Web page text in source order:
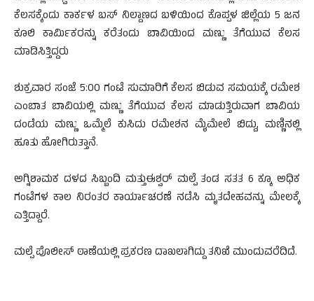
ಕೆಲಸಕ್ಕೆಂದು ಕಾರ್ಕಳ ಬಸ್ ನಿಲ್ದಾಣದ ಬಳಿಯಿಂದ ಕೊಪ್ಪಳ ಜಿಲ್ಲೆಯ 5 ಜನ
ಕೂಲಿ ಕಾರ್ಮಿಕರನ್ನು ಕರೆತಂದು ಬಾವಿಯಿಂದ ಮಣ್ಣು ತೆಗೆಯುವ ಕೆಲಸ
ಮಾಡಿಸಿತ್ತಿದ್ದರು
ಶುಕ್ರವಾರ ಸಂಜೆ 5:00 ಗಂಟೆ ಸುಮಾರಿಗೆ ಕೆಲಸ ಬಿಡುವ ಸಮಯಕ್ಕೆ ರಮೇಶ
ಎಂಬಾತ ಬಾವಿಯಲ್ಲಿ ಮಣ್ಣು ತೆಗೆಯುವ ಕೆಲಸ ಮಾಡುತ್ತಿರುವಾಗ ಬಾವಿಯ
ದಂಡೆಯ ಮಣ್ಣು ಒಮ್ಮೆಲೆ ಕುಸಿದು ರಮೇಶನ ಮೈಮೇಲೆ ಬಿದ್ದು, ಮಣ್ಣಿನಲ್ಲಿ
ಹೂತು ಹೋಗಿರುತ್ತಾನೆ.
ಅಗ್ನಿಶಾಮಕ ದಳದ ಸಿಬ್ಬಂದಿ ಮತ್ತು‌ಈಶ್ವರ್ ಮಲ್ಪೆ ತಂಡ ಸತತ 6 ಕ್ಕೂ ಅಧಿಕ
ಗಂಟೆಗಳ ಕಾಲ ನಿರಂತರ ಕಾರ್ಯಾಚರಣೆ ನಡೆಸಿ ಮೃತದೇಹವನ್ನು ಮೇಲಕ್ಕೆ
ಎತ್ತಿದ್ದಾರೆ.
ಮಲ್ಪೆ ಪೊಲೀಸ್ ಠಾಣೆಯಲ್ಲಿ ಪ್ರಕರಣ ದಾಖಲಾಗಿದ್ದು ತನಿಖೆ ಮುಂದುವರೆದಿದೆ.